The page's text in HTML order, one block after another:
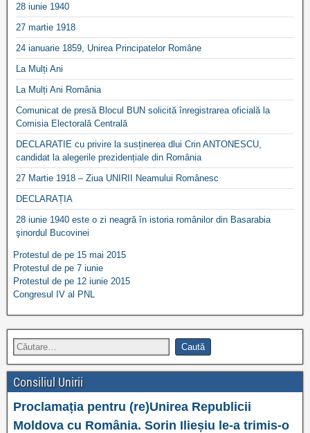
28 iunie 1940
27 martie 1918
24 ianuarie 1859, Unirea Principatelor Române
La Mulți Ani
La Mulți Ani România
Comunicat de presă Blocul BUN solicită înregistrarea oficială la
Comisia Electorală Centrală
DECLARATIE cu privire la susținerea dlui Crin ANTONESCU,
candidat la alegerile prezidențiale din România
27 Martie 1918 – Ziua UNIRII Neamului Românesc
DECLARAȚIA
28 iunie 1940 este o zi neagră în istoria românilor din Basarabia
şinordul Bucovinei
Protestul de pe 15 mai 2015
Protestul de pe 7 iunie
Protestul de pe 12 iunie 2015
Congresul IV al PNL
Consiliul Unirii
Proclamația pentru (re)Unirea Republicii
Moldova cu România. Sorin Ilieșiu le-a trimis-o